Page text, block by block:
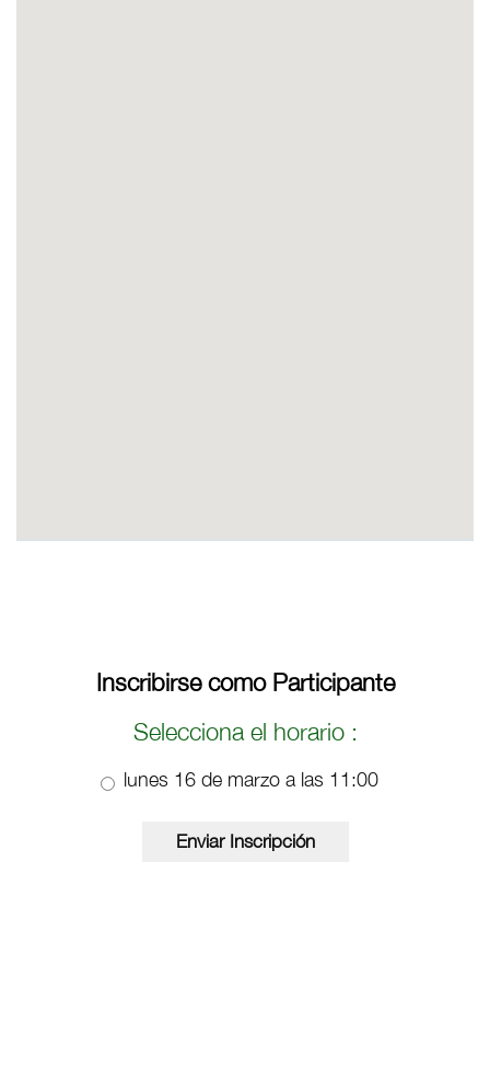
Inscribirse como Participante
Selecciona el horario :
lunes 16 de marzo a las 11:00